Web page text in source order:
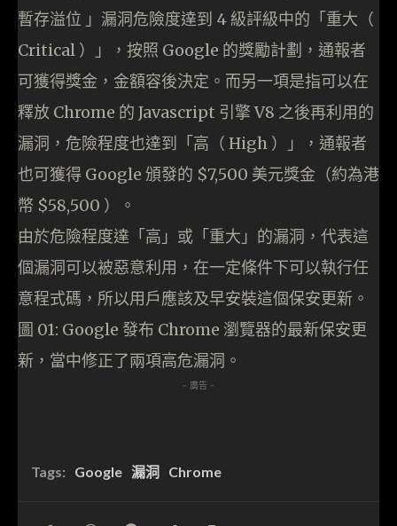
暫存溢位 」漏洞危險度達到 4 級評級中的「重大（
Critical ）」，按照 Google 的獎勵計劃，通報者
可獲得獎金，金額容後決定。而另一項是指可以在
釋放 Chrome 的 Javascript 引擎 V8 之後再利用的
漏洞，危險程度也達到「高（ High ）」，通報者
也可獲得 Google 頒發的 $7,500 美元獎金（約為港
幣 $58,500 ）。
由於危險程度達「高」或「重大」的漏洞，代表這
個漏洞可以被惡意利用，在一定條件下可以執行任
意程式碼，所以用戶應該及早安裝這個保安更新。
圖 01: Google 發布 Chrome 瀏覽器的最新保安更
新，當中修正了兩項高危漏洞。
- 廣告 -
Tags: Google 漏洞 Chrome